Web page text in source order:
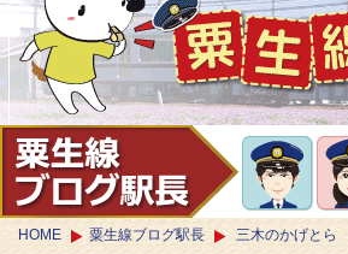
HOME 粟生線ブログ駅長 三木のかげとら